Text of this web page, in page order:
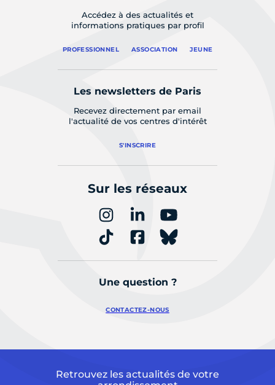
Accédez à des actualités et
informations pratiques par profil
PROFESSIONNEL ASSOCIATION JEUNE
Les newsletters de Paris
Recevez directement par email
l'actualité de vos centres d'intérêt
S'INSCRIRE
Sur les réseaux
Une question ?
CONTACTEZ-NOUS
Retrouvez les actualités de votre